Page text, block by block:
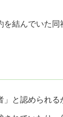
結んでいた
と認められる